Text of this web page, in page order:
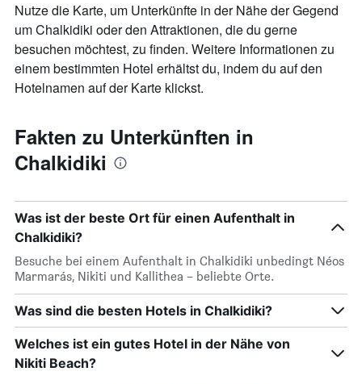
Nutze die Karte, um Unterkünfte in der Nähe der Gegend
um Chalkidiki oder den Attraktionen, die du gerne
besuchen möchtest, zu finden. Weitere Informationen zu
einem bestimmten Hotel erhältst du, indem du auf den
Hotelnamen auf der Karte klickst.
Fakten zu Unterkünften in
Chalkidiki
Was ist der beste Ort für einen Aufenthalt in
Chalkidiki?
Besuche bei einem Aufenthalt in Chalkidiki unbedingt Néos
Marmarás, Nikiti und Kallithea – beliebte Orte.
Was sind die besten Hotels in Chalkidiki?
Welches ist ein gutes Hotel in der Nähe von
Nikiti Beach?